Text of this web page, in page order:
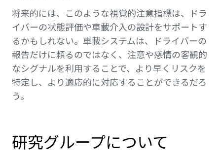
将来的には、このような視覚的注意指標は、ドラ
イバーの状態評価や車載介入の設計をサポートす
るかもしれない。車載システムは、ドライバーの
報告だけに頼るのではなく、注意や感情の客観的
なシグナルを利用することで、より早くリスクを
特定し、より適応的に対応することができるだろ
う。
研究グループについて